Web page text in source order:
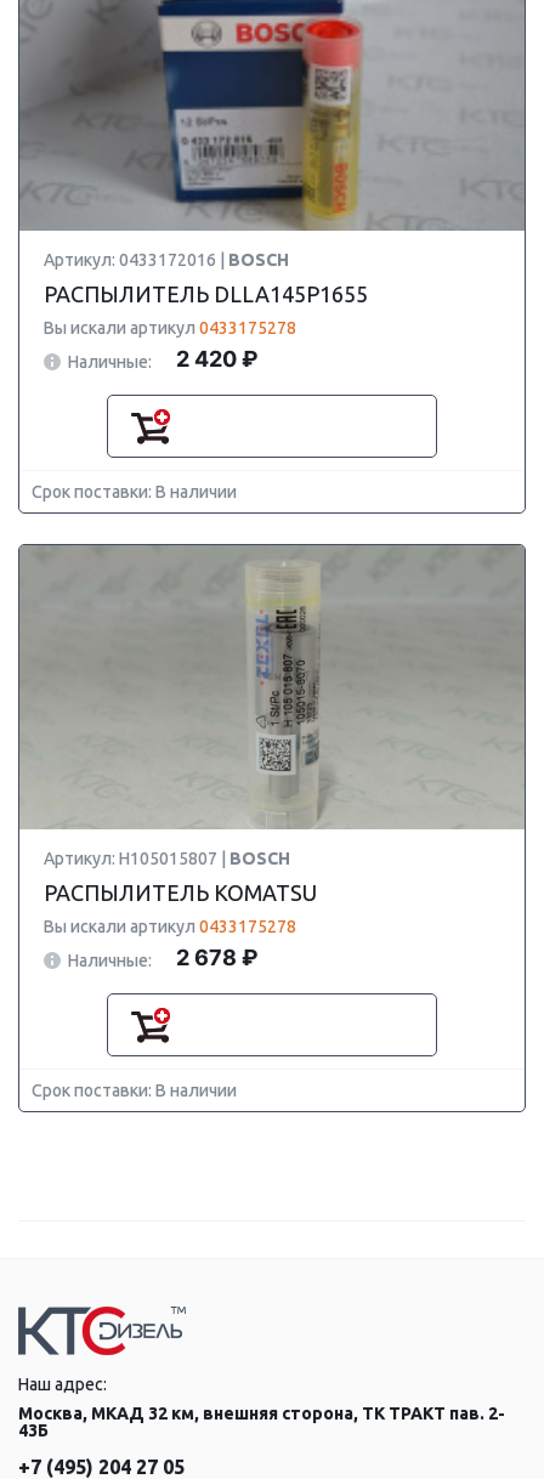
Артикул: 0433172016 | BOSCH
РАСПЫЛИТЕЛЬ DLLA145P1655
Вы искали артикул 0433175278
Наличные:
2 420 ₽
Срок поставки: В наличии
Артикул: H105015807 | BOSCH
РАСПЫЛИТЕЛЬ KOMATSU
Вы искали артикул 0433175278
Наличные:
2 678 ₽
Срок поставки: В наличии
Наш адрес:
Москва, МКАД 32 км, внешняя сторона, ТК ТРАКТ пав. 2-
43Б
+7 (495) 204 27 05